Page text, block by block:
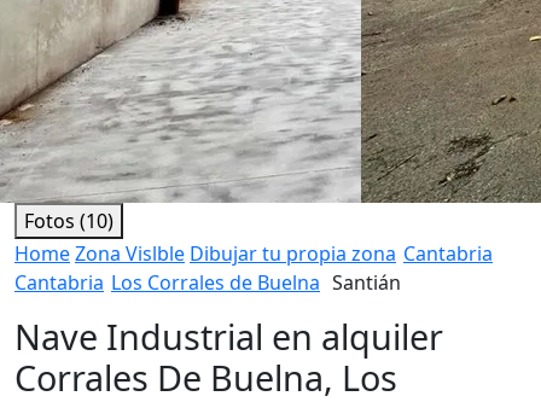
Fotos (10)
HomeZona Vislble Dibujar tu propia zona Cantabria
Cantabria Los Corrales de Buelna Santián
Nave Industrial en alquiler
Corrales De Buelna, Los